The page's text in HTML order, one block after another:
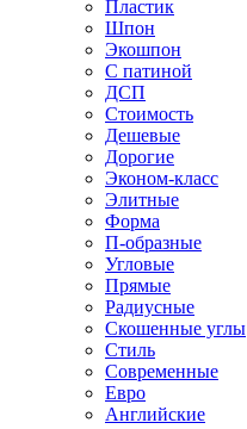
Пластик
Шпон
Экошпон
С патиной
ДСП
Стоимость
Дешевые
Дорогие
Эконом-класс
Элитные
Форма
П-образные
Угловые
Прямые
Радиусные
Скошенные углы
Стиль
Современные
Евро
Английские